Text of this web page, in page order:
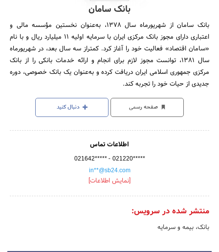
بانک سامان
بانک سامان از شهریورماه سال 1378، به‌عنوان نخستین مؤسسه مالی و
اعتباری دارای مجوز بانک مرکزی ایران با سرمایه اولیه 11 میلیارد ریال و با نام
«سامان اقتصاد» فعالیت خود را آغاز کرد. کمتراز سه سال بعد، در شهریورماه
سال 1381، توانست مجوز لازم برای انجام و ارائه خدمات بانکی را از بانک
مرکزی جمهوری اسلامی ایران دریافت کرده و به‌عنوان یک بانک خصوصی، دوره
جدیدی از حیات خود را تجربه کند.
صفحه رسمی دنبال کنید
اطلاعات تماس
021642***** - 021220*****
in**@sb24.com
[نمایش اطلاعات]
منتشر شده در سرویس:
بانک، بیمه و سرمایه